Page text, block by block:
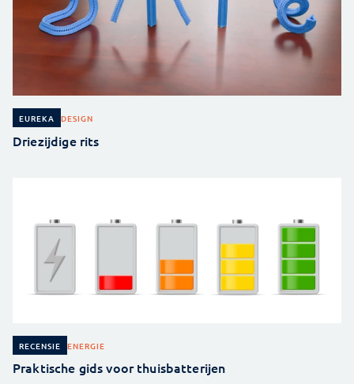
EUREKA DESIGN
Driezijdige rits
RECENSIE ENERGIE
Praktische gids voor thuisbatterijen